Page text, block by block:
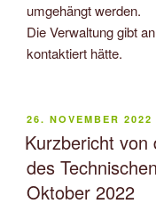
umgehängt werden.
Die Verwaltung gibt
kontaktiert hätte.
VERÖFFENTLICHT
AM
26. NOVEMBER 2022
Kurzbericht von
des
Oktober 2022